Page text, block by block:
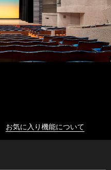
お気に入り機能について